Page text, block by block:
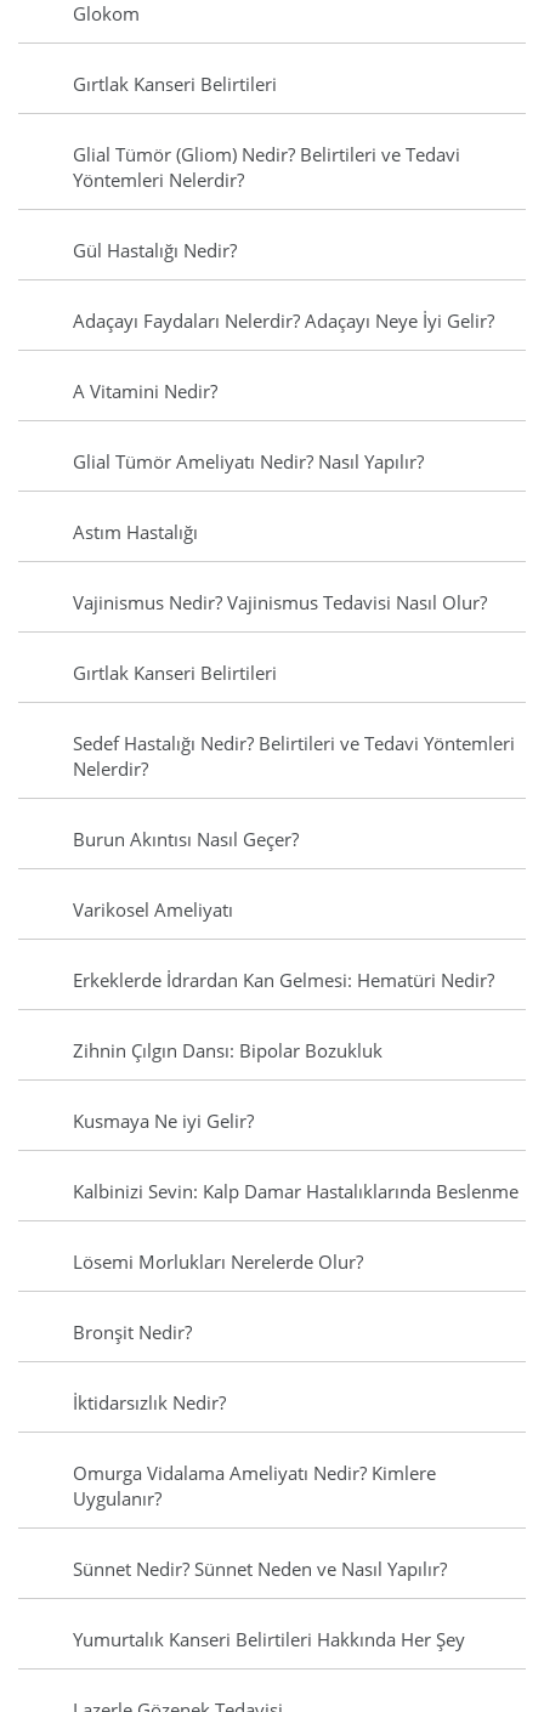
Glokom
Gırtlak Kanseri Belirtileri
Glial Tümör (Gliom) Nedir? Belirtileri ve Tedavi
Yöntemleri Nelerdir?
Gül Hastalığı Nedir?
Adaçayı Faydaları Nelerdir? Adaçayı Neye İyi Gelir?
A Vitamini Nedir?
Glial Tümör Ameliyatı Nedir? Nasıl Yapılır?
Astım Hastalığı
Vajinismus Nedir? Vajinismus Tedavisi Nasıl Olur?
Gırtlak Kanseri Belirtileri
Sedef Hastalığı Nedir? Belirtileri ve Tedavi Yöntemleri
Nelerdir?
Burun Akıntısı Nasıl Geçer?
Varikosel Ameliyatı
Erkeklerde İdrardan Kan Gelmesi: Hematüri Nedir?
Zihnin Çılgın Dansı: Bipolar Bozukluk
Kusmaya Ne iyi Gelir?
Kalbinizi Sevin: Kalp Damar Hastalıklarında Beslenme
Lösemi Morlukları Nerelerde Olur?
Bronşit Nedir?
İktidarsızlık Nedir?
Omurga Vidalama Ameliyatı Nedir? Kimlere
Uygulanır?
Sünnet Nedir? Sünnet Neden ve Nasıl Yapılır?
Yumurtalık Kanseri Belirtileri Hakkında Her Şey